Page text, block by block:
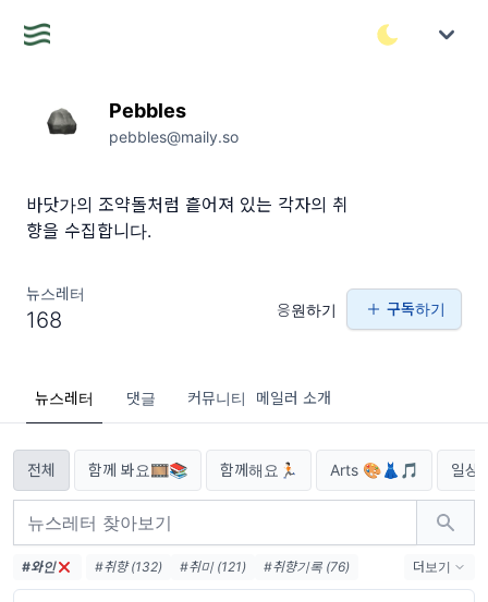
Pebbles
pebbles@maily.so
바닷가의 조약돌처럼 흩어져 있는 각자의 취
향을 수집합니다.
뉴스레터
168 응원하기 구독하기
뉴스레터 댓글 커뮤니티 메일러 소개
전체 함께 봐요🎞📚 함께해요🏃🏻 Arts 🎨👗🎵 일상
#와인 #취향 (132) #취미 (121)
#취향기록 (76)
#취향수집 (46)
#여행 (39)
#영화 (33)
더보기